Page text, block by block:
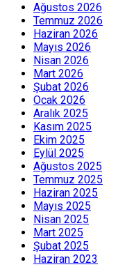
Ağustos 2026
Temmuz 2026
Haziran 2026
Mayıs 2026
Nisan 2026
Mart 2026
Şubat 2026
Ocak 2026
Aralık 2025
Kasım 2025
Ekim 2025
Eylül 2025
Ağustos 2025
Temmuz 2025
Haziran 2025
Mayıs 2025
Nisan 2025
Mart 2025
Şubat 2025
Haziran 2023